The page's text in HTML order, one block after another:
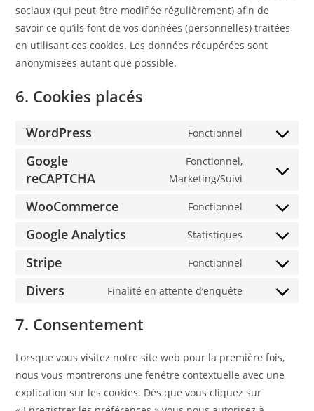
sociaux (qui peut être modifiée régulièrement) afin de
savoir ce qu’ils font de vos données (personnelles) traitées
en utilisant ces cookies. Les données récupérées sont
anonymisées autant que possible.
6. Cookies placés
WordPress Fonctionnel
Consent
service
Google
reCAPTCHA
Fonctionnel,
Marketing/Suivi
Consent
service
google-
WooCommerce Fonctionnel
Consent
Google Analytics Statistiques
Consent
google-
Stripe Fonctionnel
Consent
Divers Finalité en attente d’enquête
Consent
divers
7. Consentement
Lorsque vous visitez notre site web pour la première fois,
nous vous montrerons une fenêtre contextuelle avec une
explication sur les cookies. Dès que vous cliquez sur